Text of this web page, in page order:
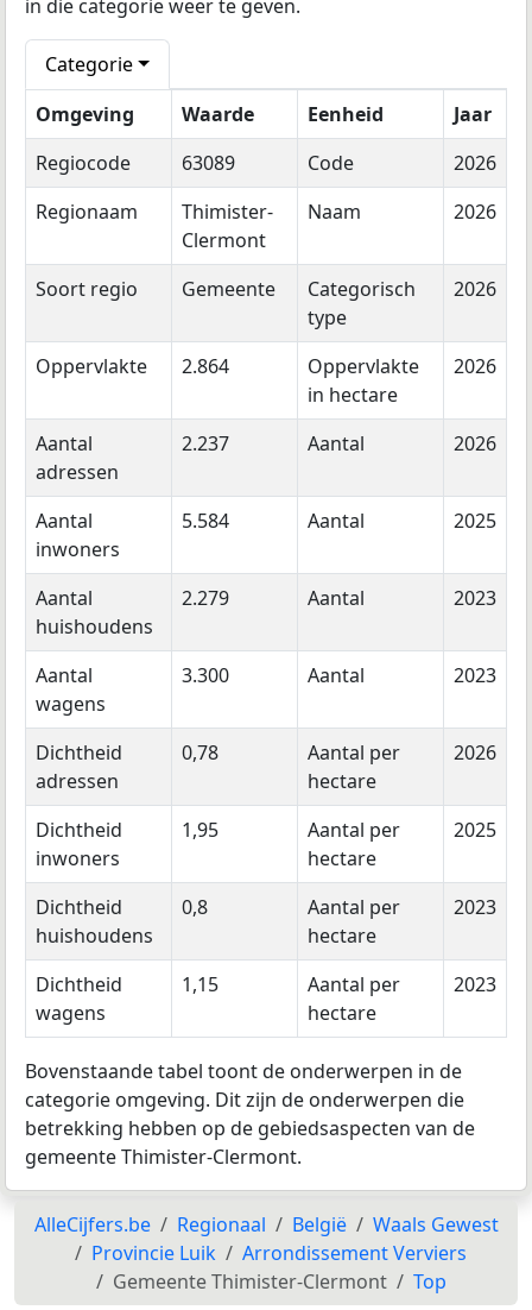
in die categorie weer te geven.
Categorie
Omgeving
Waarde Eenheid
Jaar
Regiocode
63089 Code
2026
Regionaam
Thimister-
Clermont
Naam 2026
Soort regio Gemeente
Categorisch
type
2026
Oppervlakte 2.864
Oppervlakte
in hectare
2026
Aantal
adressen
2.237 Aantal 2026
Aantal
inwoners
5.584 Aantal 2025
Aantal
huishoudens
2.279 Aantal 2023
Aantal
wagens
3.300 Aantal 2023
Dichtheid
adressen
0,78
Aantal per
hectare
2026
Dichtheid
inwoners
1,95
Aantal per
hectare
2025
Dichtheid
huishoudens
0,8
Aantal per
hectare
2023
Dichtheid
wagens
1,15
Aantal per
hectare
2023
Bovenstaande tabel toont de onderwerpen in de
categorie omgeving. Dit zijn de onderwerpen die
betrekking hebben op de gebiedsaspecten van de
gemeente Thimister-Clermont.
AlleCijfers.be Regionaal België
Waals Gewest
Provincie Luik
Arrondissement Verviers
Gemeente Thimister-Clermont
Top